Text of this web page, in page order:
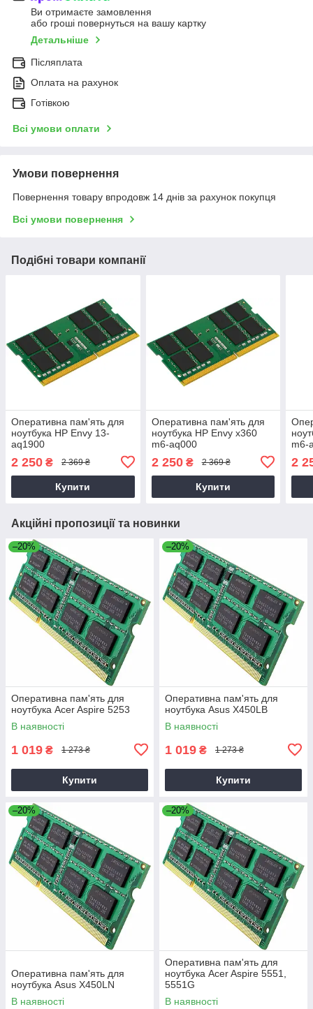
Ви отримаєте замовлення
або гроші повернуться на вашу картку
Детальніше
Післяплата
Оплата на рахунок
Готівкою
Всі умови оплати
Умови повернення
Повернення товару впродовж 14 днів за рахунок покупця
Всі умови повернення
Подібні товари компанії
Оперативна пам'ять для
ноутбука HP Envy 13-
aq1900
2 250 ₴ 2 369 ₴
Купити
Оперативна пам'ять для
ноутбука HP Envy x360
m6-aq000
2 250₴ 2 369 ₴
Купити
m6-
2
Акційні пропозиції та новинки
–20%
Оперативна пам'ять для
ноутбука Acer Aspire 5253
В наявності
1 019 ₴ 1 273 ₴
Купити
–20%
Оперативна пам'ять для
ноутбука Asus X450LB
В наявності
1 019 ₴ 1 273 ₴
Купити
–20%
Оперативна пам'ять для
ноутбука Asus X450LN
В наявності
–20%
Оперативна пам'ять для
ноутбука Acer Aspire 5551,
5551G
В наявності